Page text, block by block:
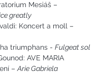
Mesiáš –
greatly
Koncert a moll –
triumphans - Fulgeat sol
AVE MARIA
– Arie Gabriela